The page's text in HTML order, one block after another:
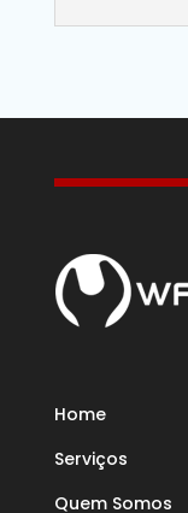
Home
Serviços
Quem Somos